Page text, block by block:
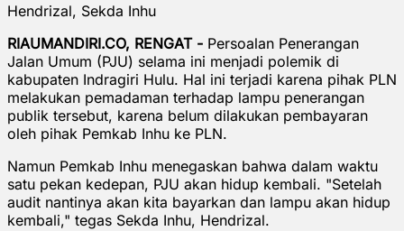
Hendrizal, Sekda Inhu
RIAUMANDIRI.CO, RENGAT - Persoalan Penerangan
Jalan Umum (PJU) selama ini menjadi polemik di
kabupaten Indragiri Hulu. Hal ini terjadi karena pihak PLN
melakukan pemadaman terhadap lampu penerangan
publik tersebut, karena belum dilakukan pembayaran
oleh pihak Pemkab Inhu ke PLN.
Namun Pemkab Inhu menegaskan bahwa dalam waktu
satu pekan kedepan, PJU akan hidup kembali. "Setelah
audit nantinya akan kita bayarkan dan lampu akan hidup
kembali," tegas Sekda Inhu, Hendrizal.